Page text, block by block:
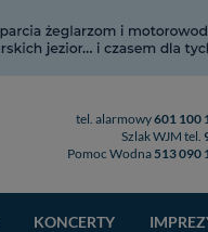
tel. alarmowy601 100
Szlak WJM tel.
Pomoc Wodna 513 090
KONCERTY